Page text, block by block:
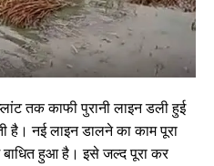
तक काफी पुरानी लाइन डली हुई
है। नई लाइन डालने का काम पूरा
बाधित हुआ है। इसे जल्द पूरा कर